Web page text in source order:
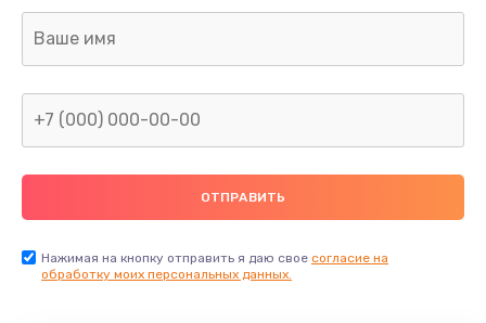
Заказать
Ремонт капиллярной трубки
400 руб.
Заказать
Нажимая на кнопку отправить я даю свое согласие на
обработку моих персональных данных.